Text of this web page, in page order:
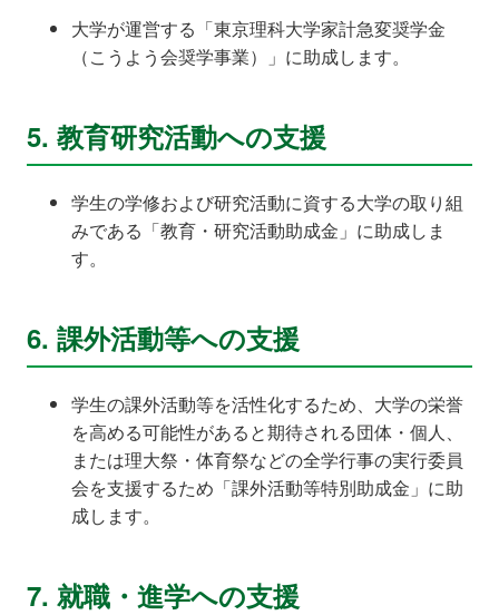
大学が運営する「東京理科大学家計急変奨学金
（こうよう会奨学事業）」に助成します。
5. 教育研究活動への支援
学生の学修および研究活動に資する大学の取り組
みである「教育・研究活動助成金」に助成しま
す。
6. 課外活動等への支援
学生の課外活動等を活性化するため、大学の栄誉
を高める可能性があると期待される団体・個人、
または理大祭・体育祭などの全学行事の実行委員
会を支援するため「課外活動等特別助成金」に助
成します。
7. 就職・進学への支援